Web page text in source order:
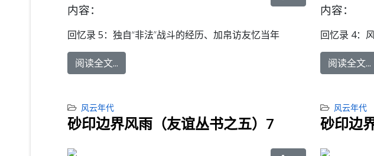
内容：
回忆录 5： 独自“非法”战斗的经历、加帛访友忆当年
阅读全文...
内容：
回忆录 4：
阅读全文...
风云年代
砂印边界风雨（友谊丛书之五）7
风云年代
砂印边